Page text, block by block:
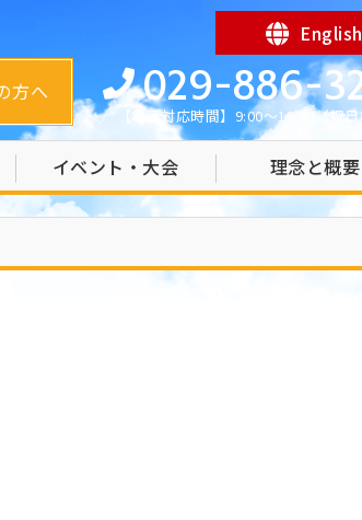
方へ 029-886-
【電話対応時間】9:00～19:00（祝日
English
イベント・大会 理念と概要